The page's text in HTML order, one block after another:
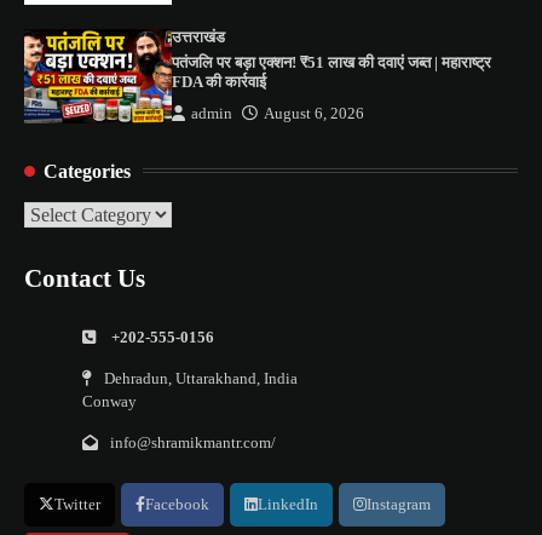
उत्तराखंड
पतंजलि पर बड़ा एक्शन! ₹51 लाख की दवाएं जब्त | महाराष्ट्र
FDA की कार्रवाई
admin August 6, 2026
Categories
Categories
Contact Us
+202-555-0156
Dehradun, Uttarakhand, India
Conway
info@shramikmantr.com/
Twitter Facebook LinkedIn Instagram